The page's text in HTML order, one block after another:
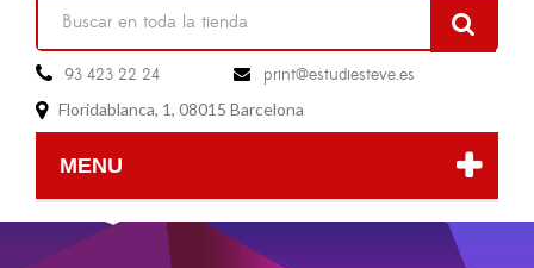
 93 423 22 24 
print@estudiesteve.es
 Floridablanca, 1, 08015 Barcelona
MENU